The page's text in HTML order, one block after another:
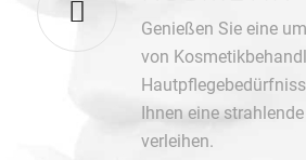
Genießen Sie eine
von
Ihnen eine
verleihen.